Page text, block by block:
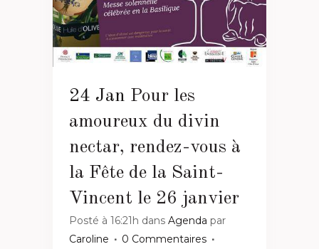
24 Jan Pour les
amoureux du divin
nectar, rendez-vous à
la Fête de la Saint-
Vincent le 26 janvier
Posté à 16:21h dans Agenda par
Caroline
0 Commentaires